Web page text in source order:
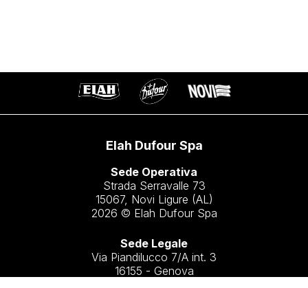
Elah Dufour Spa
Sede Operativa
Strada Serravalle 73
15067, Novi Ligure (AL)
2026 © Elah Dufour Spa
Sede Legale
Via Piandilucco 7/A int. 3
16155 - Genova